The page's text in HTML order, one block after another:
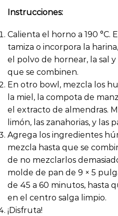
Instrucciones:
Calienta el horno a 190 °C.
tamiza o incorpora la
el polvo de hornear, la sal y
que se combinen.
En otro bowl, mezcla los
la miel, la compota de
el extracto de almendras.
limón, las zanahorias, y las
Agrega los ingredientes
mezcla hasta que se
de no mezclarlos
molde de pan de 9 × 5
de 45 a 60 minutos, hasta
en el centro salga limpio.
¡Disfruta!